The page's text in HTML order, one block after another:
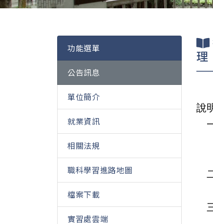
功能選單
公告訊息
單位簡介
就業資訊
相關法規
職科學習進路地圖
檔案下載
實習處雲端
理
說